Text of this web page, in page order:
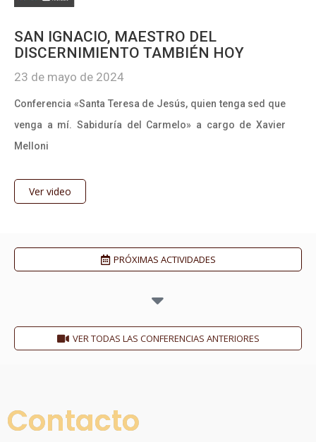
SAN IGNACIO, MAESTRO DEL
DISCERNIMIENTO TAMBIÉN HOY
23 de mayo de 2024
Conferencia «Santa Teresa de Jesús, quien tenga sed que
venga a mí. Sabiduría del Carmelo» a cargo de Xavier
Melloni
Ver video
PRÓXIMAS ACTIVIDADES
VER TODAS LAS CONFERENCIAS ANTERIORES
Contacto